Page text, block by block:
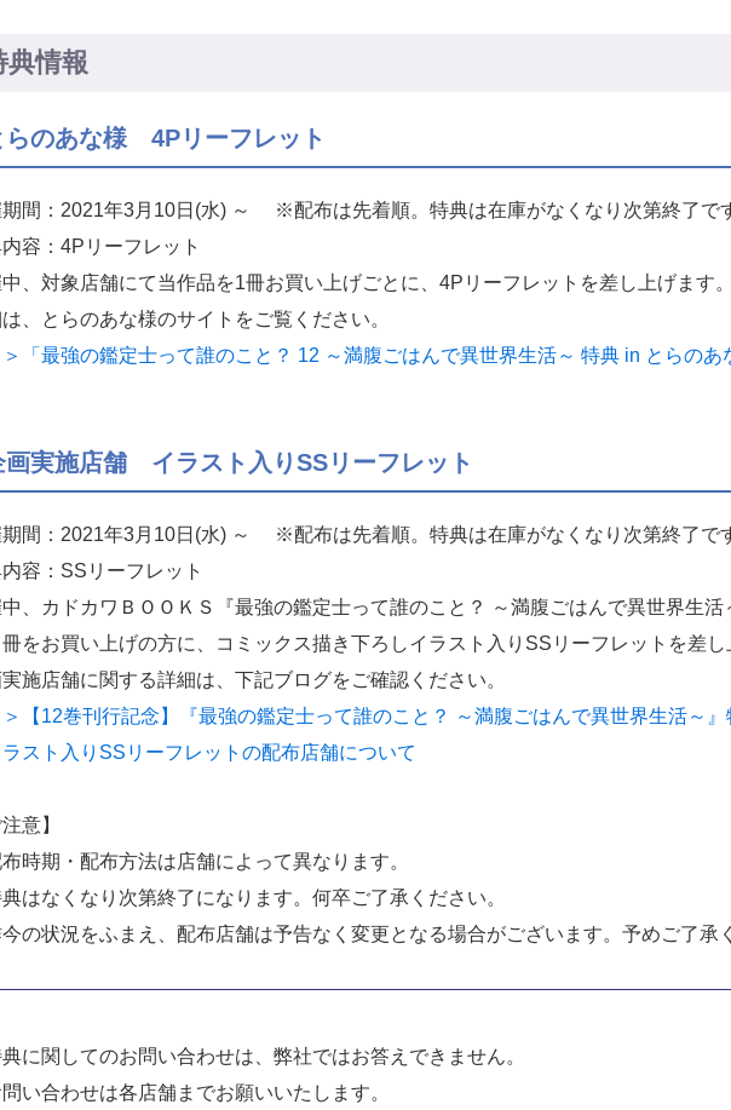
典情報
らのあな様 4Pリーフレット
期間：2021年3月10日(水) ～ ※配布は先着順。特典は在庫がなくなり次第終了で
容：4Pリーフレット
中、対象店舗にて当作品を1冊お買い上げごとに、4Pリーフレットを差し上げます
、とらのあな様のサイトをご覧ください。
「最強の鑑定士って誰のこと？ 12 ～満腹ごはんで異世界生活～ 特典 in とらのあ
画実施店舗 イラスト入りSSリーフレット
期間：2021年3月10日(水) ～ ※配布は先着順。特典は在庫がなくなり次第終了で
容：SSリーフレット
中、カドカワＢＯＯＫＳ『最強の鑑定士って誰のこと？ ～満腹ごはんで異世界生
をお買い上げの方に、コミックス描き下ろしイラスト入りSSリーフレットを差
施店舗に関する詳細は、下記ブログをご確認ください。
【12巻刊行記念】『最強の鑑定士って誰のこと？ ～満腹ごはんで異世界生活～
ラスト入りSSリーフレットの配布店舗について
注意】
時期・配布方法は店舗によって異なります。
はなくなり次第終了になります。何卒ご了承ください。
の状況をふまえ、配布店舗は予告なく変更となる場合がございます。予めご了承
に関してのお問い合わせは、弊社ではお答えできません。
い合わせは各店舗までお願いいたします。